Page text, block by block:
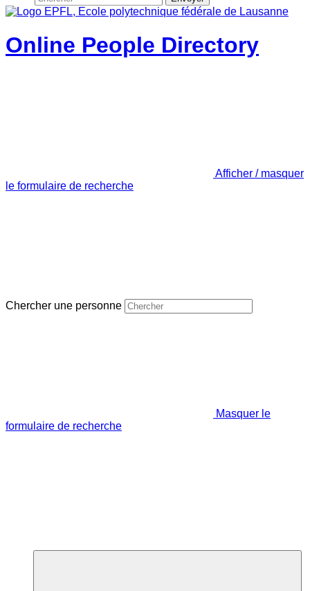
Online People Directory
Afficher / masquer
le formulaire de recherche
Chercher une personne
Masquer le
formulaire de recherche